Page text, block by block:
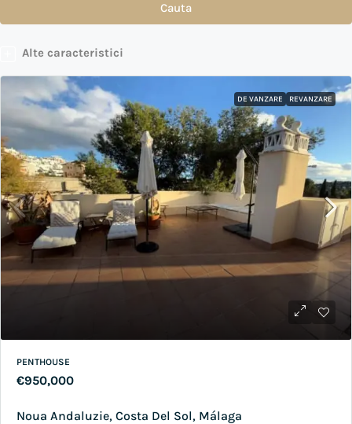
Cauta
Alte caracteristici
DE VANZARE REVANZARE
PENTHOUSE
€950,000
Noua Andaluzie, Costa Del Sol, Málaga